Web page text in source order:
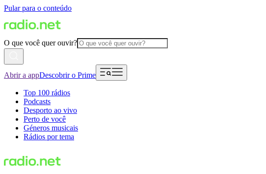
Pular para o conteúdo
O que você quer ouvir?
Abrir a appDescobrir o Prime
Top 100 rádios
Podcasts
Desporto ao vivo
Perto de você
Géneros musicais
Rádios por tema